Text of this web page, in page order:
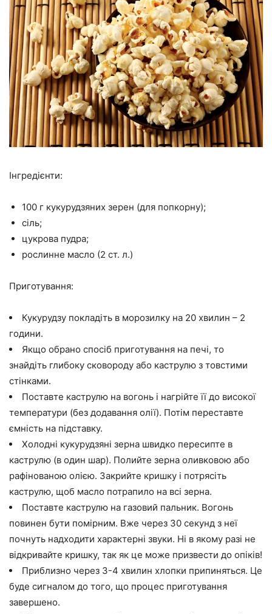
Інгредієнти:
100 г кукурудзяних зерен (для попкорну);
сіль;
цукрова пудра;
рослинне масло (2 ст. л.)
Приготування:
Кукурудзу покладіть в морозилку на 20 хвилин – 2
години.
Якщо обрано спосіб приготування на печі, то
знайдіть глибоку сковороду або каструлю з товстими
стінками.
Поставте каструлю на вогонь і нагрійте її до високої
температури (без додавання олії). Потім переставте
ємність на підставку.
Холодні кукурудзяні зерна швидко пересипте в
каструлю (в один шар). Полийте зерна оливковою або
рафінованою олією. Закрийте кришку і потрясіть
каструлю, щоб масло потрапило на всі зерна.
Поставте каструлю на газовий пальник. Вогонь
повинен бути помірним. Вже через 30 секунд з неї
почнуть надходити характерні звуки. Ні в якому разі не
відкривайте кришку, так як це може призвести до опіків!
Приблизно через 3-4 хвилин хлопки припиняться. Це
буде сигналом до того, що процес приготування
завершено.